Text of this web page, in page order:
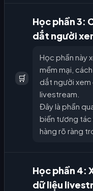
🛒
Học phần 3:
dắt người
Học phần này
mềm mại,
dắt người xem
livestream.
Đây là phần
biến tương tác
hàng rõ ràng
Học phần 4:
dữ liệu